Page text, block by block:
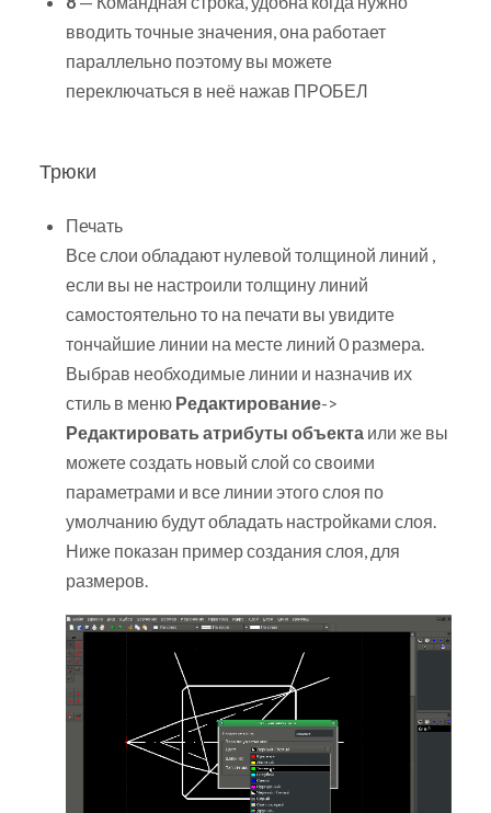
вводить точные значения, она работает
параллельно поэтому вы можете
переключаться в неё нажав ПРОБЕЛ
Трюки
Печать
Все слои обладают нулевой толщиной линий ,
если вы не настроили толщину линий
самостоятельно то на печати вы увидите
тончайшие линии на месте линий 0 размера.
Выбрав необходимые линии и назначив их
стиль в меню Редактирование->
Редактировать атрибуты объекта или же вы
можете создать новый слой со своими
параметрами и все линии этого слоя по
умолчанию будут обладать настройками слоя.
Ниже показан пример создания слоя, для
размеров.